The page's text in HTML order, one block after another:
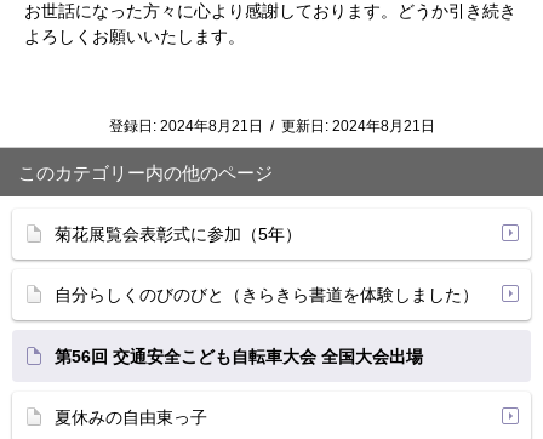
お世話になった方々に心より感謝しております。どうか引き続き
よろしくお願いいたします。
登録日: 2024年8月21日 / 更新日: 2024年8月21日
このカテゴリー内の他のページ
菊花展覧会表彰式に参加（5年）
自分らしくのびのびと（きらきら書道を体験しました）
第56回 交通安全こども自転車大会 全国大会出場
夏休みの自由東っ子